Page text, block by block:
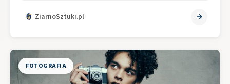
ZiarnoSztuki.pl
FOTOGRAFIA